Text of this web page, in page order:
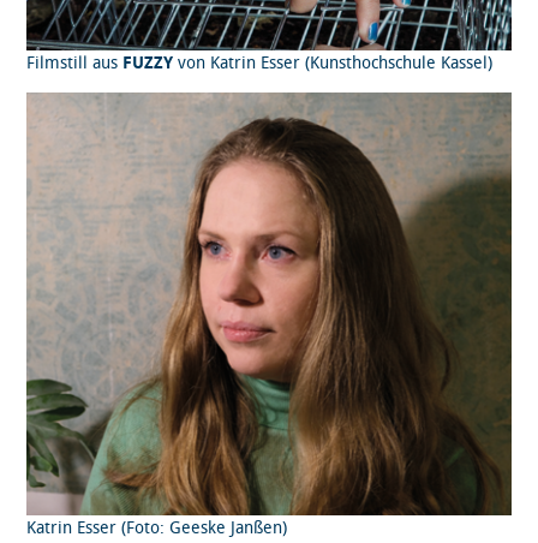
Filmstill aus FUZZY von Katrin Esser (Kunsthochschule Kassel)
Katrin Esser (Foto: Geeske Janßen)